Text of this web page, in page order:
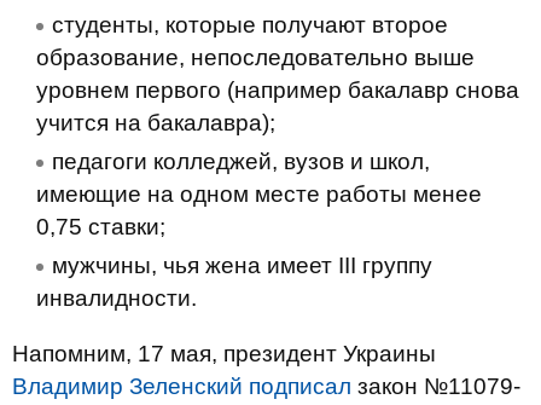
студенты, которые получают второе
образование, непоследовательно выше
уровнем первого (например бакалавр снова
учится на бакалавра);
педагоги колледжей, вузов и школ,
имеющие на одном месте работы менее
0,75 ставки;
мужчины, чья жена имеет III группу
инвалидности.
Напомним, 17 мая, президент Украины
Владимир Зеленский подписал закон №11079-